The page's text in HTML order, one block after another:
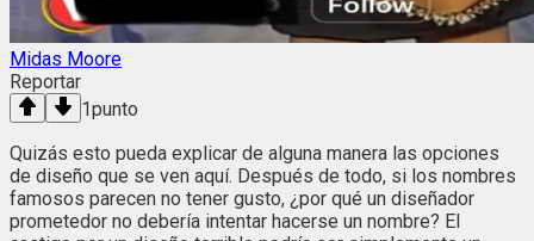
Midas Moore
Reportar
1punto
Quizás esto pueda explicar de alguna manera las opciones
de diseño que se ven aquí. Después de todo, si los nombres
famosos parecen no tener gusto, ¿por qué un diseñador
prometedor no debería intentar hacerse un nombre? El